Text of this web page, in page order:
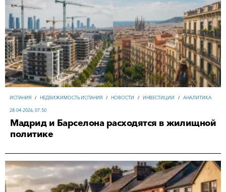
ИСПАНИЯ / НЕДВИЖИМОСТЬ ИСПАНИЯ / НОВОСТИ / ИНВЕСТИЦИИ / АНАЛИТИКА
28-04-2026, 07:50
Мадрид и Барселона расходятся в жилищной
политике